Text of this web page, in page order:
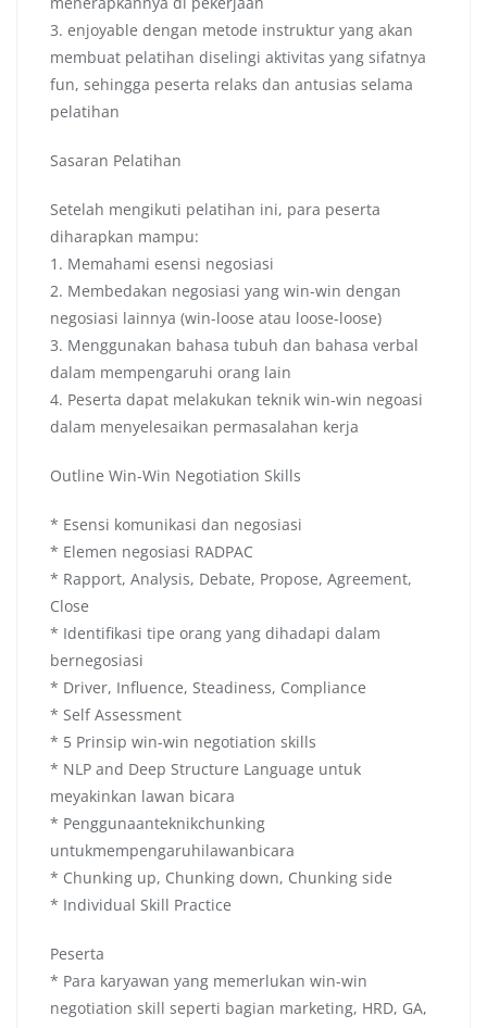
3. enjoyable dengan metode instruktur yang akan
membuat pelatihan diselingi aktivitas yang sifatnya
fun, sehingga peserta relaks dan antusias selama
pelatihan
Sasaran Pelatihan
Setelah mengikuti pelatihan ini, para peserta
diharapkan mampu:
1. Memahami esensi negosiasi
2. Membedakan negosiasi yang win-win dengan
negosiasi lainnya (win-loose atau loose-loose)
3. Menggunakan bahasa tubuh dan bahasa verbal
dalam mempengaruhi orang lain
4. Peserta dapat melakukan teknik win-win negoasi
dalam menyelesaikan permasalahan kerja
Outline Win-Win Negotiation Skills
* Esensi komunikasi dan negosiasi
* Elemen negosiasi RADPAC
* Rapport, Analysis, Debate, Propose, Agreement,
Close
* Identifikasi tipe orang yang dihadapi dalam
bernegosiasi
* Driver, Influence, Steadiness, Compliance
* Self Assessment
* 5 Prinsip win-win negotiation skills
* NLP and Deep Structure Language untuk
meyakinkan lawan bicara
* Penggunaanteknikchunking
untukmempengaruhilawanbicara
* Chunking up, Chunking down, Chunking side
* Individual Skill Practice
Peserta
* Para karyawan yang memerlukan win-win
negotiation skill seperti bagian marketing, HRD, GA,